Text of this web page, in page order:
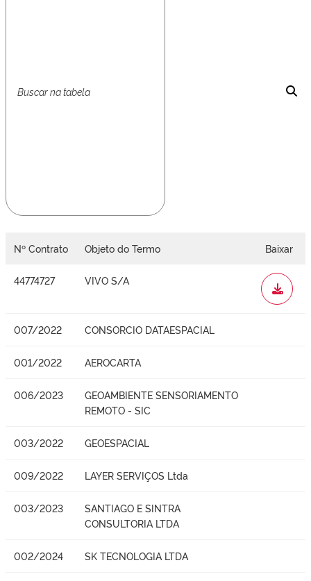
Nº Contrato Objeto do Termo Baixar
44774727 VIVO S/A
WORD
007/2022 CONSORCIO DATAESPACIAL
001/2022 AEROCARTA
006/2023
GEOAMBIENTE SENSORIAMENTO
REMOTO - SIC
003/2022 GEOESPACIAL
009/2022 LAYER SERVIÇOS Ltda
003/2023
SANTIAGO E SINTRA
CONSULTORIA LTDA
002/2024 SK TECNOLOGIA LTDA